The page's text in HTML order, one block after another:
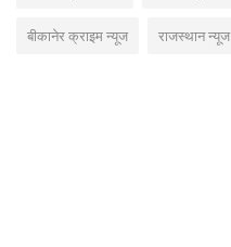
बीकानेर क्राइम न्यूज राजस्थान न्यूज